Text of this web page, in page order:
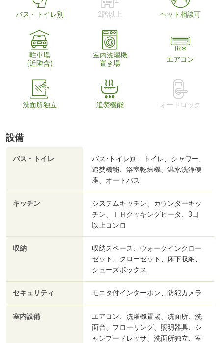
バス・トイレ別 2階以上 ペット相談可
駐車場
(近隣含)
室内洗濯機
置き場
エアコン
洗面所独立 追焚機能 オートロック
設備
バス・トイレ
バス･トイレ別、トイレ、シャワー、
追焚機能、浴室乾燥機、温水洗浄便
座、オートバス
キッチン
システムキッチン、カウンターキッ
チン、ＩＨクッキングヒータ、3口
以上コンロ
収納
収納スペース、ウォークインクロー
ゼット、クローゼット、床下収納、
シューズボックス
セキュリティ モニタ付インターホン、防犯カメラ
室内設備
エアコン、洗濯機置場、洗面所、洗
面台、フローリング、照明器具、シ
ャンプードレッサ、洗面所独立、室